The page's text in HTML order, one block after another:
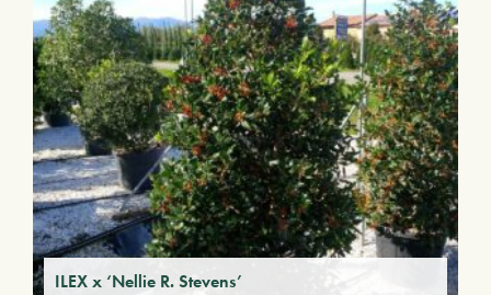
ILEX x ‘Nellie R. Stevens’